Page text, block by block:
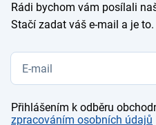
Rádi bychom vám posílali
Stačí zadat váš e-mail a je to.
Přihlášením k odběru
zpracováním osobních údajů